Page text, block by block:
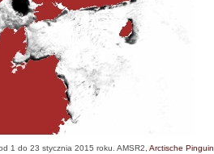
1 do 23 stycznia 2015 roku. AMSR2, Arctische Pinguin